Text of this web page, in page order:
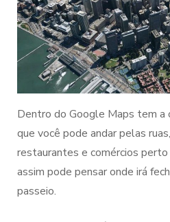
Dentro do Google Maps tem a
que você pode andar pelas
restaurantes e comércios
assim pode pensar onde irá
passeio.